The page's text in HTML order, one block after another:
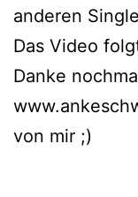
anderen
Das Video
Danke
von mir ;)